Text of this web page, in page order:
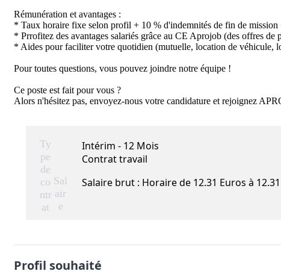
Rémunération et avantages :
* Taux horaire fixe selon profil + 10 % d'indemnités de fin de mission
* Prrofitez des avantages salariés grâce au CE Aprojob (des offres
* Aides pour faciliter votre quotidien (mutuelle, location de véhicule,
Pour toutes questions, vous pouvez joindre notre équipe !
Ce poste est fait pour vous ?
Alors n'hésitez pas, envoyez-nous votre candidature et rejoignez
Ty
pe
de
co
ntr
at
Intérim - 12 Mois
Contrat travail
Sal
air
e
Salaire brut : Horaire de 12.31 Euros à
Profil souhaité